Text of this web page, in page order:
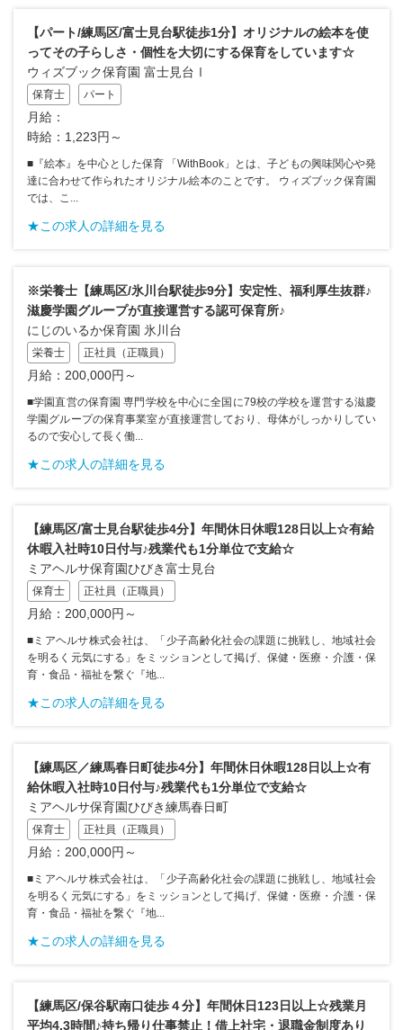
【パート/練馬区/富士見台駅徒歩1分】オリジナルの絵本を使
ってその子らしさ・個性を大切にする保育をしています☆
ウィズブック保育園 富士見台Ⅰ
保育士 パート
月給：
時給：1,223円～
■『絵本』を中心とした保育 「WithBook」とは、子どもの興味関心や発
達に合わせて作られたオリジナル絵本のことです。 ウィズブック保育園
では、こ...
★この求人の詳細を見る
※栄養士【練馬区/氷川台駅徒歩9分】安定性、福利厚生抜群♪
滋慶学園グループが直接運営する認可保育所♪
にじのいるか保育園 氷川台
栄養士 正社員（正職員）
月給：200,000円～
■学園直営の保育園 専門学校を中心に全国に79校の学校を運営する滋慶
学園グループの保育事業室が直接運営しており、母体がしっかりしてい
るので安心して長く働...
★この求人の詳細を見る
【練馬区/富士見台駅徒歩4分】年間休日休暇128日以上☆有給
休暇入社時10日付与♪残業代も1分単位で支給☆
ミアヘルサ保育園ひびき富士見台
保育士 正社員（正職員）
月給：200,000円～
■ミアヘルサ株式会社は、「少子高齢化社会の課題に挑戦し、地域社会
を明るく元気にする」をミッションとして掲げ、保健・医療・介護・保
育・食品・福祉を繋ぐ『地...
★この求人の詳細を見る
【練馬区／練馬春日町徒歩4分】年間休日休暇128日以上☆有
給休暇入社時10日付与♪残業代も1分単位で支給☆
ミアヘルサ保育園ひびき練馬春日町
保育士 正社員（正職員）
月給：200,000円～
■ミアヘルサ株式会社は、「少子高齢化社会の課題に挑戦し、地域社会
を明るく元気にする」をミッションとして掲げ、保健・医療・介護・保
育・食品・福祉を繋ぐ『地...
★この求人の詳細を見る
【練馬区/保谷駅南口徒歩４分】年間休日123日以上☆残業月
平均4.3時間♪持ち帰り仕事禁止！借上社宅・退職金制度あり